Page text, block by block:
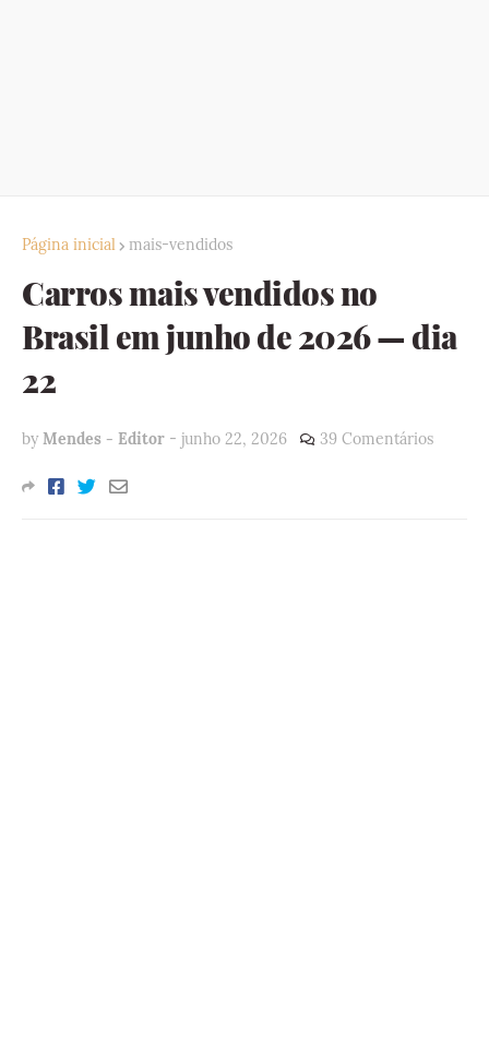
Página inicial mais-vendidos
Carros mais vendidos no
Brasil em junho de 2026 — dia
22
by Mendes - Editor - junho 22, 2026 39 Comentários